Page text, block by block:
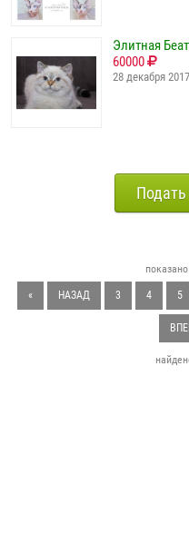
Элитная
60000
28 декабря 2017
« НАЗАД 3 4 5